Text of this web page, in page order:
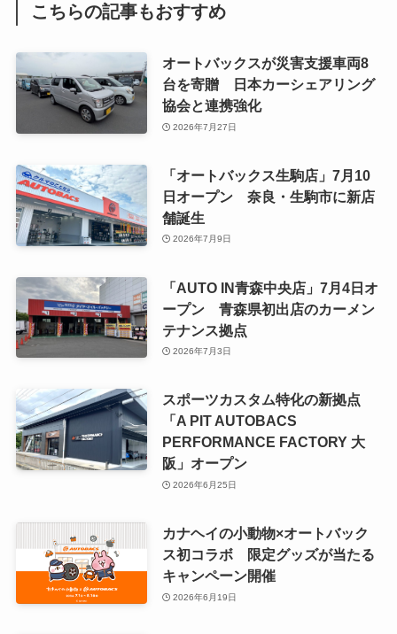
こちらの記事もおすすめ
オートバックスが災害支援車両8
台を寄贈 日本カーシェアリング
協会と連携強化
2026年7月27日
「オートバックス生駒店」7月10
日オープン 奈良・生駒市に新店
舗誕生
2026年7月9日
「AUTO IN青森中央店」7月4日オ
ープン 青森県初出店のカーメン
テナンス拠点
2026年7月3日
スポーツカスタム特化の新拠点
「A PIT AUTOBACS
PERFORMANCE FACTORY 大
阪」オープン
2026年6月25日
カナヘイの小動物×オートバック
ス初コラボ 限定グッズが当たる
キャンペーン開催
2026年6月19日